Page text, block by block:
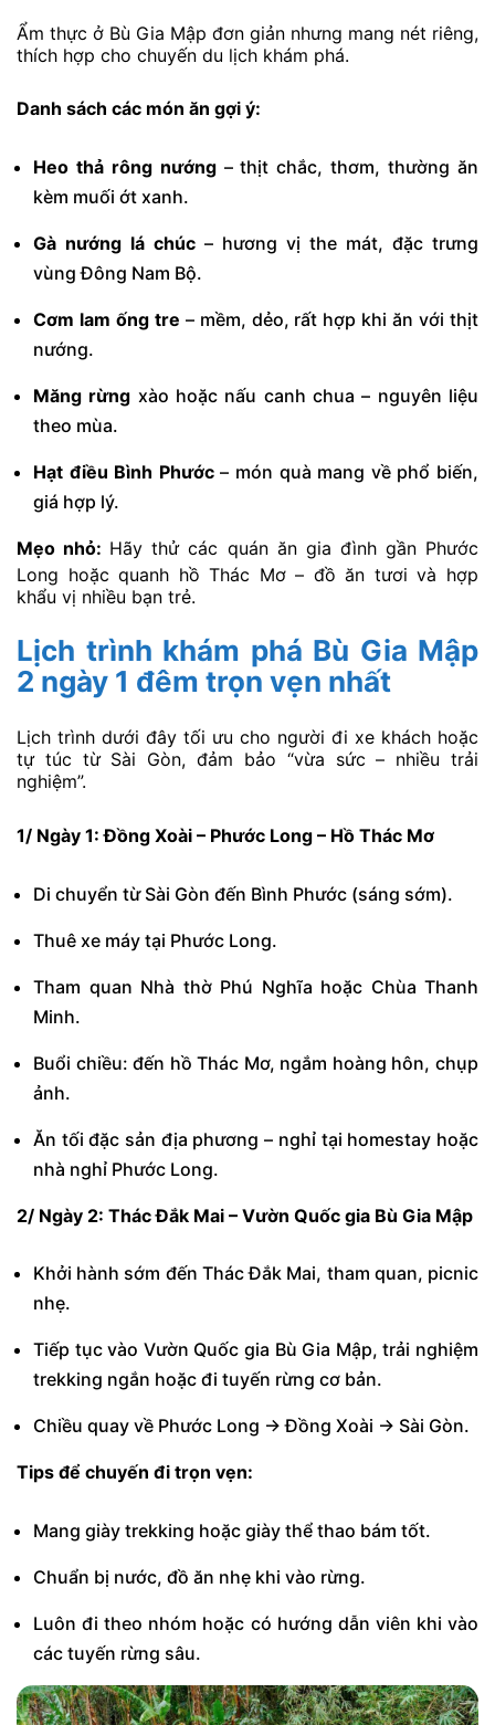
Ẩm thực ở Bù Gia Mập đơn giản nhưng mang nét riêng,
thích hợp cho chuyến du lịch khám phá.
Danh sách các món ăn gợi ý:
Heo thả rông nướng– thịt chắc, thơm, thường ăn
kèm muối ớt xanh.
Gà nướng lá chúc – hương vị the mát, đặc trưng
vùng Đông Nam Bộ.
Cơm lam ống tre – mềm, dẻo, rất hợp khi ăn với thịt
nướng.
Măng rừng xào hoặc nấu canh chua – nguyên liệu
theo mùa.
Hạt điều Bình Phước– món quà mang về phổ biến,
giá hợp lý.
Mẹo nhỏ: Hãy thử các quán ăn gia đình gần Phước
Long hoặc quanh hồ Thác Mơ – đồ ăn tươi và hợp
khẩu vị nhiều bạn trẻ.
Lịch trình khám phá Bù Gia Mập
2 ngày 1 đêm trọn vẹn nhất
Lịch trình dưới đây tối ưu cho người đi xe khách hoặc
tự túc từ Sài Gòn, đảm bảo “vừa sức – nhiều trải
nghiệm”.
1/ Ngày 1: Đồng Xoài – Phước Long – Hồ Thác Mơ
Di chuyển từ Sài Gòn đến Bình Phước (sáng sớm).
Thuê xe máy tại Phước Long.
Tham quan Nhà thờ Phú Nghĩa hoặc Chùa Thanh
Minh.
Buổi chiều: đến hồ Thác Mơ, ngắm hoàng hôn, chụp
ảnh.
Ăn tối đặc sản địa phương – nghỉ tại homestay hoặc
nhà nghỉ Phước Long.
2/ Ngày 2: Thác Đắk Mai – Vườn Quốc gia Bù Gia Mập
Khởi hành sớm đến Thác Đắk Mai, tham quan, picnic
nhẹ.
Tiếp tục vào Vườn Quốc gia Bù Gia Mập, trải nghiệm
trekking ngắn hoặc đi tuyến rừng cơ bản.
Chiều quay về Phước Long → Đồng Xoài → Sài Gòn.
Tips để chuyến đi trọn vẹn:
Mang giày trekking hoặc giày thể thao bám tốt.
Chuẩn bị nước, đồ ăn nhẹ khi vào rừng.
Luôn đi theo nhóm hoặc có hướng dẫn viên khi vào
các tuyến rừng sâu.